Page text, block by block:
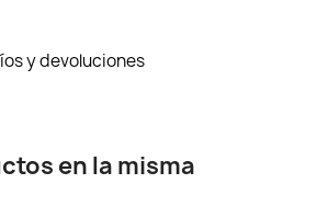
y devoluciones
en la misma